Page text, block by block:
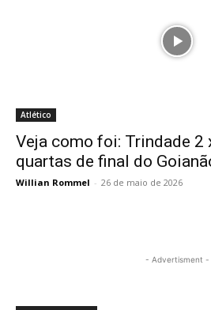
Atlético
Veja como foi: Trindade 2
quartas de final do
Willian Rommel - 26 de maio de 2026
- Advertisment -